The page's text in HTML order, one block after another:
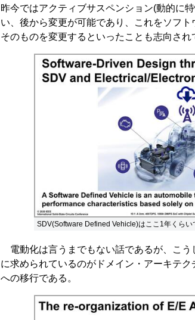
昨今ではアクティブサスペンション(動的に
い、後から変更が可能であり、これをソフ
そのものを変更するといったことも志向され
SDV(Software Defined Vehicle)はここ1年くら
電動化は言うまでもない話であるが、こう
に求められているのがドメイン・アーキテ
への移行である。